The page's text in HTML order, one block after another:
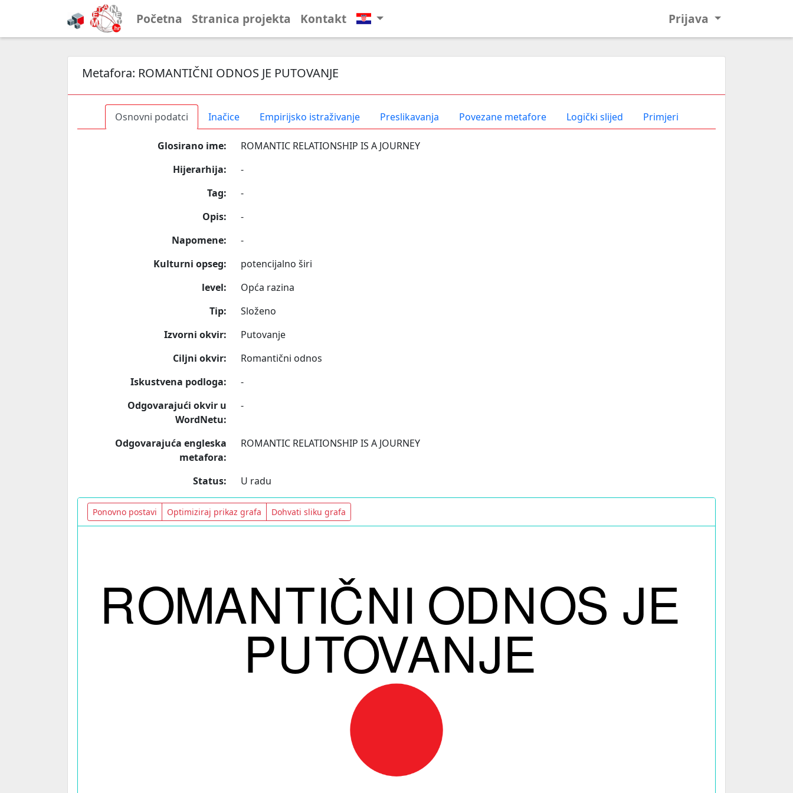
Početna Stranica projekta Kontakt Prijava
Metafora: ROMANTIČNI ODNOS JE PUTOVANJE
Osnovni podatci Inačice Empirijsko istraživanje Preslikavanja Povezane metafore Logički slijed Primjeri
Glosirano ime:
ROMANTIC RELATIONSHIP IS A JOURNEY
Hijerarhija:
-
Tag:
-
Opis:
-
Napomene:
-
Kulturni opseg:
potencijalno širi
level:
Opća razina
Tip:
Složeno
Izvorni okvir:
Putovanje
Ciljni okvir:
Romantični odnos
Iskustvena podloga:
-
Odgovarajući okvir u
WordNetu:
-
Odgovarajuća engleska
metafora:
ROMANTIC RELATIONSHIP IS A JOURNEY
Status: U radu
Ponovno postavi Optimiziraj prikaz grafa Dohvati sliku grafa